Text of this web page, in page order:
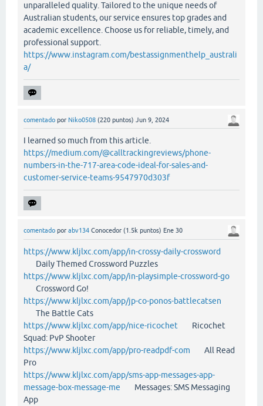
unparalleled quality. Tailored to the unique needs of
Australian students, our service ensures top grades and
academic excellence. Choose us for reliable, timely, and
professional support.
https://www.instagram.com/bestassignmenthelp_australi
a/
comentado por Niko0508 (220 puntos) Jun 9, 2024
I learned so much from this article.
https://medium.com/@calltrackingreviews/phone-
numbers-in-the-717-area-code-ideal-for-sales-and-
customer-service-teams-9547970d303f
comentado por abv134 Conocedor (1.5k puntos) Ene 30
https://www.kljlxc.com/app/in-crossy-daily-crossword
Daily Themed Crossword Puzzles
https://www.kljlxc.com/app/in-playsimple-crossword-go
Crossword Go!
https://www.kljlxc.com/app/jp-co-ponos-battlecatsen
The Battle Cats
https://www.kljlxc.com/app/nice-ricochet Ricochet
Squad: PvP Shooter
https://www.kljlxc.com/app/pro-readpdf-com All Read
Pro
https://www.kljlxc.com/app/sms-app-messages-app-
message-box-message-me Messages: SMS Messaging
App